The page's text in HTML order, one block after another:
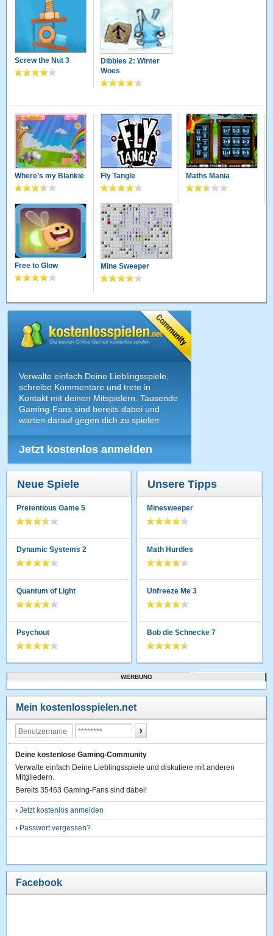
Screw the Nut 3
Dibbles 2: Winter
Woes
Where’s my Blankie Fly Tangle Maths Mania
Free to Glow Mine Sweeper
Verwalte einfach Deine Lieblingsspiele,
schreibe Kommentare und trete in
Kontakt mit deinen Mitspielern. Tausende
Gaming-Fans sind bereits dabei und
warten darauf gegen dich zu spielen.
Jetzt kostenlos anmelden
Neue Spiele
Pretentious Game 5
Dynamic Systems 2
Quantum of Light
Psychout
Unsere Tipps
Minesweeper
Math Hurdles
Unfreeze Me 3
Bob die Schnecke 7
WERBUNG
Mein kostenlosspielen.net
Deine kostenlose Gaming-Community
Verwalte einfach Deine Lieblingsspiele und diskutiere mit anderen
Mitgliedern.
Bereits 35463 Gaming-Fans sind dabei!
›Jetzt kostenlos anmelden
› Passwort vergessen?
Facebook